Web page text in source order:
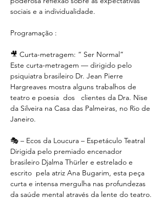
sociais e a individualidade.
Programação :
🎥 Curta-metragem: “ Ser Normal”
Este curta-metragem — dirigido pelo
psiquiatra brasileiro Dr. Jean Pierre
Hargreaves mostra alguns trabalhos de
teatro e poesia  dos   clientes da Dra. Nise
da Silveira na Casa das Palmeiras, no Rio de
Janeiro.
🎭 – Ecos da Loucura – Espetáculo Teatral
Dirigida pelo premiado encenador
brasileiro Djalma Thürler e estrelado e
escrito  pela atriz Ana Bugarim, esta peça
curta e intensa mergulha nas profundezas
da saúde mental através da lente do teatro.